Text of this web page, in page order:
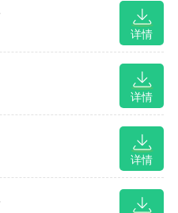
详情
详情
详情